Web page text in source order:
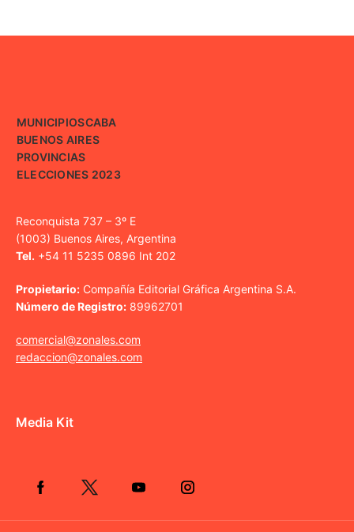
MUNICIPIOSCABA
BUENOS AIRES
PROVINCIAS
ELECCIONES 2023
Reconquista 737 – 3º E
(1003) Buenos Aires, Argentina
Tel. +54 11 5235 0896 Int 202
Propietario: Compañía Editorial Gráfica Argentina S.A.
Número de Registro: 89962701
comercial@zonales.com
redaccion@zonales.com
Media Kit